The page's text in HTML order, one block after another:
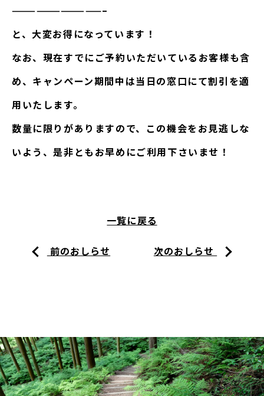
———————————–
と、大変お得になっています！
なお、現在すでにご予約いただいているお客様も含
め、キャンペーン期間中は当日の窓口にて割引を適
用いたします。
数量に限りがありますので、この機会をお見逃しな
いよう、是非ともお早めにご利用下さいませ！
前のおしらせ
一覧に戻る
次のおしらせ